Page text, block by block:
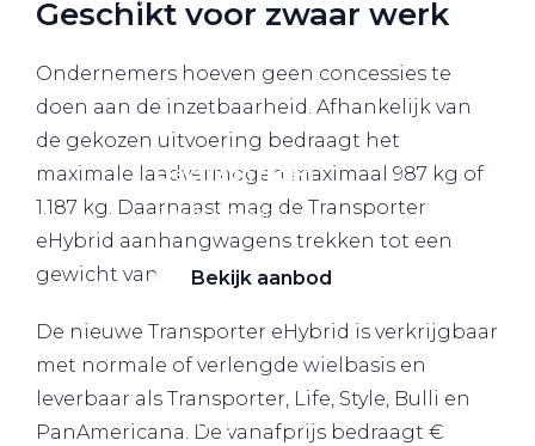
Elektrisch rijden
Bekijk ons aanbod
Bekijk aanbod
Elektrisch rijden
Geschikt voor zwaar werk
Ondernemers hoeven geen concessies te
doen aan de inzetbaarheid. Afhankelijk van
de gekozen uitvoering bedraagt het
maximale laadvermogen maximaal 987 kg of
1.187 kg. Daarnaast mag de Transporter
eHybrid aanhangwagens trekken tot een
gewicht van 2.300 kg.
De nieuwe Transporter eHybrid is verkrijgbaar
met normale of verlengde wielbasis en
leverbaar als Transporter, Life, Style, Bulli en
PanAmericana. De vanafprijs bedraagt €